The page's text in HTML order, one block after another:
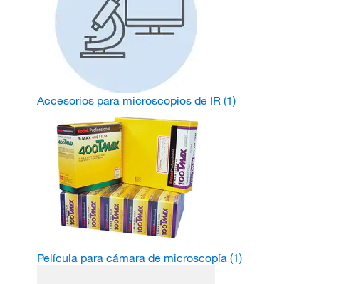
Accesorios para microscopios de IR (1)
Película para cámara de microscopía (1)